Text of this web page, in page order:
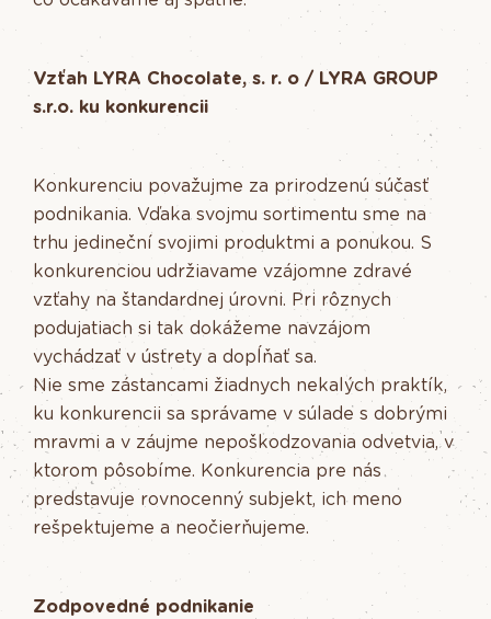
Vzťah LYRA Chocolate, s. r. o / LYRA GROUP
s.r.o. ku konkurencii
Konkurenciu považujme za prirodzenú súčasť
podnikania. Vďaka svojmu sortimentu sme na
trhu jedineční svojimi produktmi a ponukou. S
konkurenciou udržiavame vzájomne zdravé
vzťahy na štandardnej úrovni. Pri rôznych
podujatiach si tak dokážeme navzájom
vychádzať v ústrety a dopĺňať sa.
Nie sme zástancami žiadnych nekalých praktík,
ku konkurencii sa správame v súlade s dobrými
mravmi a v záujme nepoškodzovania odvetvia, v
ktorom pôsobíme. Konkurencia pre nás
predstavuje rovnocenný subjekt, ich meno
rešpektujeme a neočierňujeme.
Zodpovedné podnikanie